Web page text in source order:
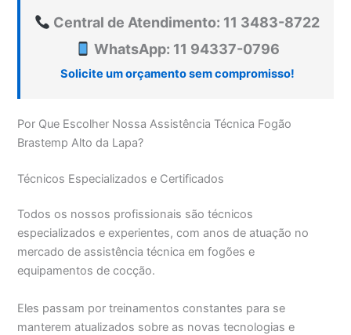
Central de Atendimento: 11 3483-8722
WhatsApp: 11 94337-0796
Solicite um orçamento sem compromisso!
Por Que Escolher Nossa Assistência Técnica Fogão
Brastemp Alto da Lapa?
Técnicos Especializados e Certificados
Todos os nossos profissionais são técnicos
especializados e experientes, com anos de atuação no
mercado de assistência técnica em fogões e
equipamentos de cocção.
Eles passam por treinamentos constantes para se
manterem atualizados sobre as novas tecnologias e